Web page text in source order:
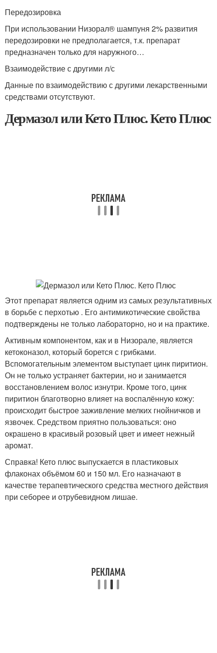
Передозировка
При использовании Низорал® шампуня 2% развития
передозировки не предполагается, т.к. препарат
предназначен только для наружного…
Взаимодействие с другими л/с
Данные по взаимодействию с другими лекарственными
средствами отсутствуют.
Дермазол или Кето Плюс. Кето Плюс
Этот препарат является одним из самых результативных
в борьбе с перхотью . Его антимикотические свойства
подтверждены не только лабораторно, но и на практике.
Активным компонентом, как и в Низорале, является
кетоконазол, который борется с грибками.
Вспомогательным элементом выступает цинк пиритион.
Он не только устраняет бактерии, но и занимается
восстановлением волос изнутри. Кроме того, цинк
пиритион благотворно влияет на воспалённую кожу:
происходит быстрое заживление мелких гнойничков и
язвочек. Средством приятно пользоваться: оно
окрашено в красивый розовый цвет и имеет нежный
аромат.
Справка! Кето плюс выпускается в пластиковых
флаконах объёмом 60 и 150 мл. Его назначают в
качестве терапевтического средства местного действия
при себорее и отрубевидном лишае.